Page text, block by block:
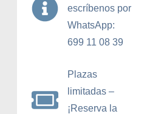
escríbenos por
WhatsApp:
699 11 08 39
Plazas
limitadas –
¡Reserva la